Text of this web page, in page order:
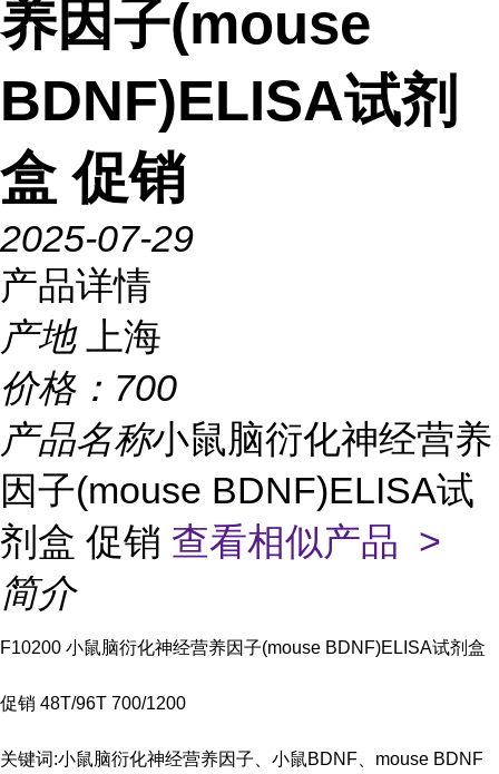
养因子(mouse
BDNF)ELISA试剂
盒 促销
2025-07-29
产品详情
产地
上海
价格： 700
产品名称小鼠脑衍化神经营养
因子(mouse BDNF)ELISA试
剂盒 促销 查看相似产品 >
简介
F10200 小鼠脑衍化神经营养因子(mouse BDNF)ELISA试剂盒
促销 48T/96T 700/1200
关键词:小鼠脑衍化神经营养因子、小鼠BDNF、mouse BDNF